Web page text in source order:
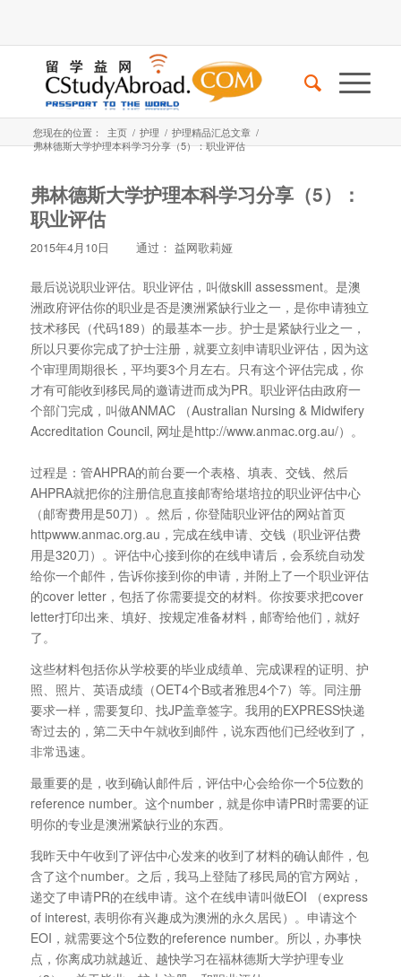
您现在的位置： 主页 / 护理 / 护理精品汇总文章 /
弗林德斯大学护理本科学习分享（5）：职业评估
弗林德斯大学护理本科学习分享（5）：
职业评估
2015年4月10日 通过： 益网歌莉娅
最后说说职业评估。职业评估，叫做skill assessment。是澳
洲政府评估你的职业是否是澳洲紧缺行业之一，是你申请独立
技术移民（代码189）的最基本一步。护士是紧缺行业之一，
所以只要你完成了护士注册，就要立刻申请职业评估，因为这
个审理周期很长，平均要3个月左右。只有这个评估完成，你
才有可能收到移民局的邀请进而成为PR。职业评估由政府一
个部门完成，叫做ANMAC （Australian Nursing & Midwifery
Accreditation Council, 网址是http://www.anmac.org.au/）。
过程是：管AHPRA的前台要一个表格、填表、交钱、然后
AHPRA就把你的注册信息直接邮寄给堪培拉的职业评估中心
（邮寄费用是50刀）。然后，你登陆职业评估的网站首页
httpwww.anmac.org.au，完成在线申请、交钱（职业评估费
用是320刀）。评估中心接到你的在线申请后，会系统自动发
给你一个邮件，告诉你接到你的申请，并附上了一个职业评估
的cover letter，包括了你需要提交的材料。你按要求把cover
letter打印出来、填好、按规定准备材料，邮寄给他们，就好
了。
这些材料包括你从学校要的毕业成绩单、完成课程的证明、护
照、照片、英语成绩（OET4个B或者雅思4个7）等。同注册
要求一样，需要复印、找JP盖章签字。我用的EXPRESS快递
寄过去的，第二天中午就收到邮件，说东西他们已经收到了，
非常迅速。
最重要的是，收到确认邮件后，评估中心会给你一个5位数的
reference number。这个number，就是你申请PR时需要的证
明你的专业是澳洲紧缺行业的东西。
我昨天中午收到了评估中心发来的收到了材料的确认邮件，包
含了这个number。之后，我马上登陆了移民局的官方网站，
递交了申请PR的在线申请。这个在线申请叫做EOI （express
of interest, 表明你有兴趣成为澳洲的永久居民）。申请这个
EOI，就需要这个5位数的reference number。所以，办事快
点，你离成功就越近、越快学习在福林德斯大学护理专业